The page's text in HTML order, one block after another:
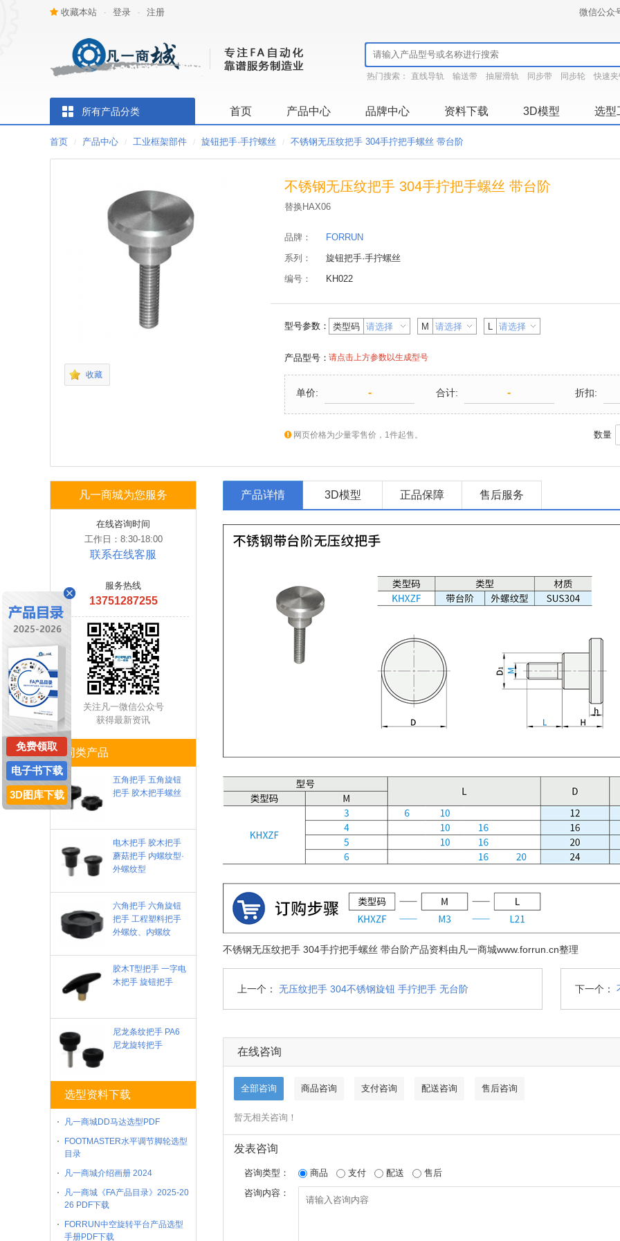
收藏本站 - 登录 - 注册 微信公众
热门搜索： 直线导轨 输送带 抽屉滑轨 同步带 同步轮 快速
所有产品分类 首页 产品中心 品牌中心 资料下载 3D模型 选型
首页 / 产品中心 / 工业框架部件 / 旋钮把手·手拧螺丝 / 不锈钢无压纹把手 304手拧把手螺丝 带台阶
收藏
不锈钢无压纹把手 304手拧把手螺丝 带台阶
替换HAX06
品牌：
FORRUN
系列：
旋钮把手·手拧螺丝
编号：
KH022
型号参数： 类型码 M L
产品型号：请点击上方参数以生成型号
单价: - 合计: - 折扣:
网页价格为少量零售价，1件起售。 数量
产品详情 3D模型 正品保障 售后服务
不锈钢无压纹把手 304手拧把手螺丝 带台阶产品资料由凡一商城www.forrun.cn整理
上一个： 无压纹把手 304不锈钢旋钮 手拧把手 无台阶 下一个：
在线咨询
全部咨询 商品咨询 支付咨询 配送咨询 售后咨询
暂无相关咨询！
发表咨询
咨询类型： 商品 支付 配送
售后
咨询内容：
凡一商城为您服务
在线咨询时间
工作日：8:30-18:00
联系在线客服
服务热线
13751287255
关注凡一微信公众号
获得最新资讯
同类产品
五角把手 五角旋钮
把手 胶木把手螺丝
电木把手 胶木把手
蘑菇把手 内螺纹型·
外螺纹型
六角把手 六角旋钮
把手 工程塑料把手
外螺纹、内螺纹
胶木T型把手 一字电
木把手 旋钮把手
尼龙条纹把手 PA6
尼龙旋转把手
选型资料下载
凡一商城DD马达选型PDF
FOOTMASTER水平调节脚轮选型
目录
凡一商城介绍画册 2024
凡一商城《FA产品目录》2025-20
26 PDF下载
FORRUN中空旋转平台产品选型
手册PDF下载
免费领取
电子书下载
3D图库下载